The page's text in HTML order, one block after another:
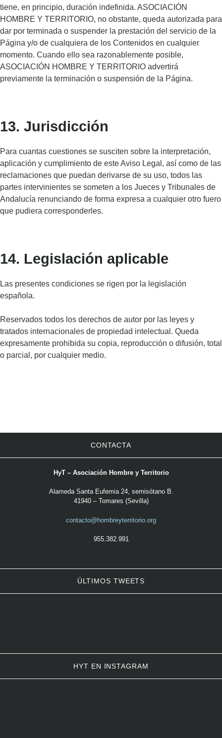
tiene, en principio, duración indefinida. ASOCIACIÓN
HOMBRE Y TERRITORIO, no obstante, queda autorizada para
dar por terminada o suspender la prestación del servicio de la
Página y/o de cualquiera de los Contenidos en cualquier
momento. Cuando ello sea razonablemente posible,
ASOCIACIÓN HOMBRE Y TERRITORIO advertirá
previamente la terminación o suspensión de la Página.
13. Jurisdicción
Para cuantas cuestiones se susciten sobre la interpretación,
aplicación y cumplimiento de este Aviso Legal, así como de las
reclamaciones que puedan derivarse de su uso, todos las
partes intervinientes se someten a los Jueces y Tribunales de
Andalucía renunciando de forma expresa a cualquier otro fuero
que pudiera corresponderles.
14. Legislación aplicable
Las presentes condiciones se rigen por la legislación
española.
Reservados todos los derechos de autor por las leyes y
tratados internacionales de propiedad intelectual. Queda
expresamente prohibida su copia, reproducción o difusión, total
o parcial, por cualquier medio.
CONTACTA
HyT – Asociación Hombre y Territorio
Alameda Santa Eufemia 24, semisótano B.
41940 – Tomares (Sevilla)
contacto@hombreyterritorio.org
955.382.991
ÚLTIMOS TWEETS
HYT EN INSTAGRAM